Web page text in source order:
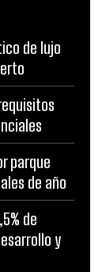
de lujo
parque
de año
de
y